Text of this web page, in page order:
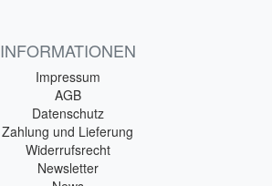
INFORMATIONEN
Impressum
AGB
Datenschutz
Zahlung und Lieferung
Widerrufsrecht
Newsletter